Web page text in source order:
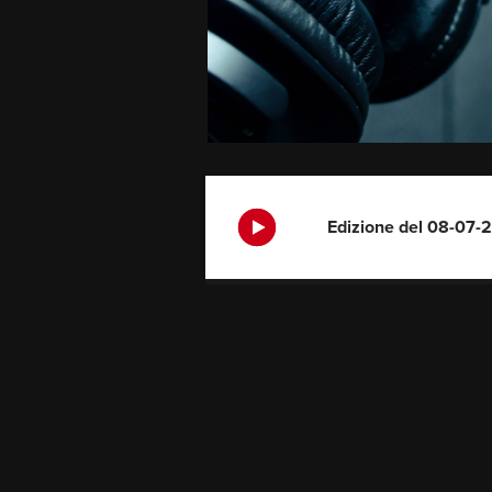
Edizione del 08-07-